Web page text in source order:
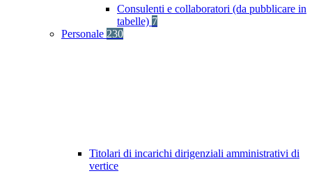
Consulenti e collaboratori (da pubblicare in
tabelle) 7
Personale 230
Titolari di incarichi dirigenziali amministrativi di
vertice